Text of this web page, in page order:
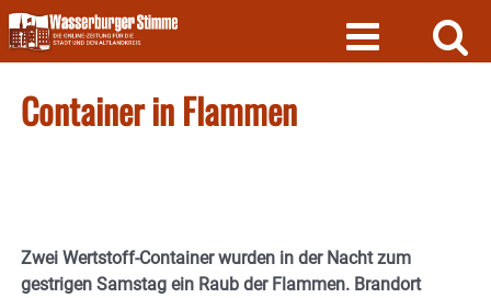
Skip
to
content
Container in Flammen
Zwei Wertstoff-Container wurden in der Nacht zum
gestrigen Samstag ein Raub der Flammen. Brandort